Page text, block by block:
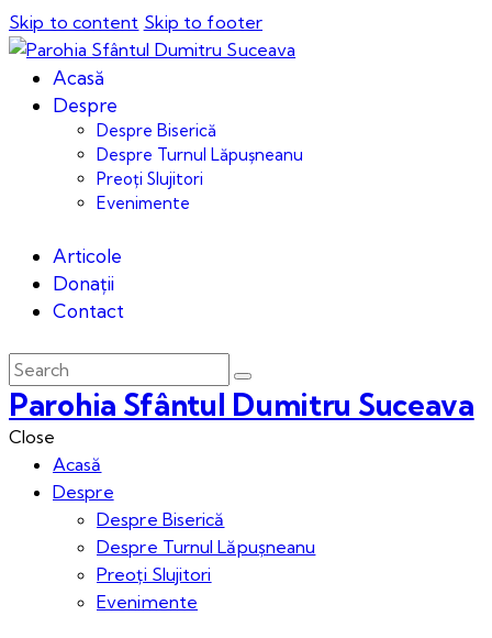
Skip to content Skip to footer
Acasă
Despre
Despre Biserică
Despre Turnul Lăpușneanu
Preoți Slujitori
Evenimente
Articole
Donații
Contact
Parohia Sfântul Dumitru Suceava
Close
Acasă
Despre
Despre Biserică
Despre Turnul Lăpușneanu
Preoți Slujitori
Evenimente